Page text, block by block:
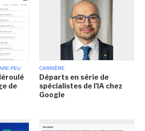
FEU
de
CARRIÈRE
Départs en série de
spécialistes de l'IA chez
Google